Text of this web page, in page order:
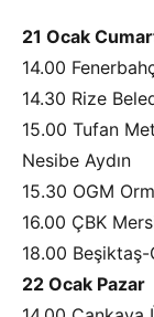
21 Ocak
14.00
14.30 Rize
15.00 Tufan
Nesibe Aydın
15.30 OGM
16.00 ÇBK
18.00
22 Ocak Pazar